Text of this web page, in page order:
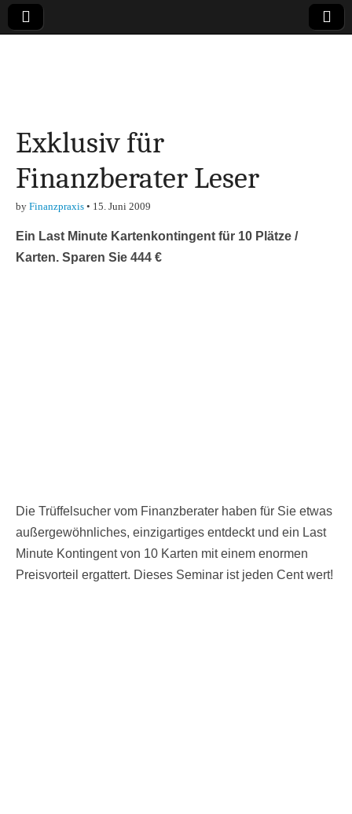
Finanzen,
Marketing-, Vertrieb-
& Investment-Tipps
Exklusiv für
Finanzberater Leser
by Finanzpraxis • 15. Juni 2009
Ein Last Minute Kartenkontingent für 10 Plätze /
Karten. Sparen Sie 444 €
Die Trüffelsucher vom Finanzberater haben für Sie etwas
außergewöhnliches, einzigartiges entdeckt und ein Last
Minute Kontingent von 10 Karten mit einem enormen
Preisvorteil ergattert. Dieses Seminar ist jeden Cent wert!